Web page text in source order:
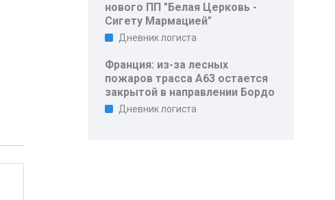
нового ПП "Белая Церковь -
Сигету Мармацией"
Дневник логиста
Франция: из-за лесных
пожаров трасса A63 остается
закрытой в направлении Бордо
Дневник логиста